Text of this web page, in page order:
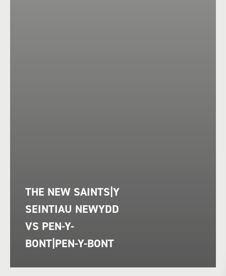
THE NEW SAINTS|Y
SEINTIAU NEWYDD
VS PEN-Y-
BONT|PEN-Y-BONT